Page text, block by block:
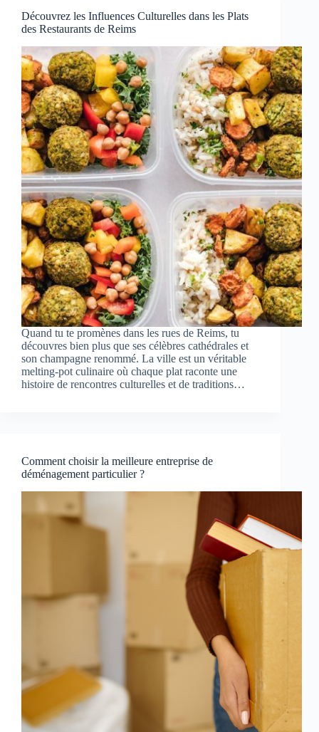
Découvrez les Influences Culturelles dans les Plats
des Restaurants de Reims
Quand tu te promènes dans les rues de Reims, tu
découvres bien plus que ses célèbres cathédrales et
son champagne renommé. La ville est un véritable
melting-pot culinaire où chaque plat raconte une
histoire de rencontres culturelles et de traditions…
Comment choisir la meilleure entreprise de
déménagement particulier ?